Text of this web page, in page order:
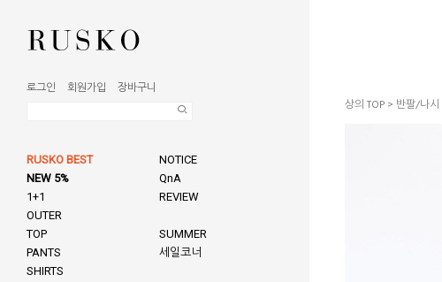
로그인 회원가입 장바구니
RUSKO BEST
NEW 5%
1+1
OUTER
TOP
PANTS
SHIRTS
NOTICE
QnA
REVIEW
SUMMER
세일코너
상의 TOP > 반팔/나시